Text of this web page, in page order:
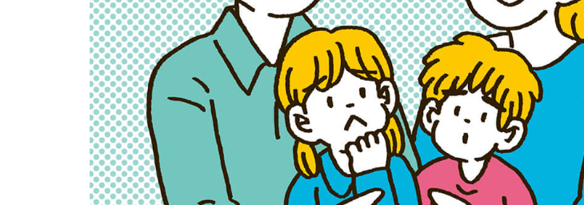
運動・あそび・ゲーム
習い事
マネー